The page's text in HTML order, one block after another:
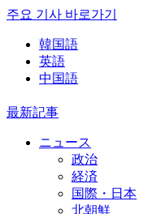
주요 기사 바로가기
韓国語
英語
中国語
最新記事
ニュース
政治
経済
国際・日本
北朝鮮